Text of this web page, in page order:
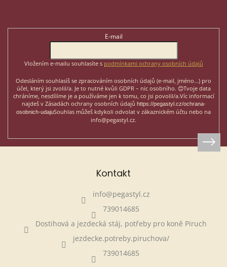
E-mail
Vložením e-mailu souhlasíte s podmínkami ochrany osobních údajů
Odesláním souhlasíš se zpracováním osobních údajů (e-mail, jméno...) pro
účel, který jsi zvolil/a. Je to nutné kvůli GDPR – nic osobního. 😊Tvoje data
chráníme, nesdílíme je a používáme jen k tomu, co jsi povolil/a.Víc informací
najdeš v Zásadách ochrany osobních údajů https://pegastyl.cz/ochrana-
osobnich-udajuSouhlas můžeš kdykoli odvolat v zákaznickém účtu nebo na
info@pegastyl.cz.
Kontakt
info@pegastyl.cz
739014685
Dostihová a jezdecká stáj, potřeby pro koně Piruch
jezdecke.potreby.piruchova/
739014685